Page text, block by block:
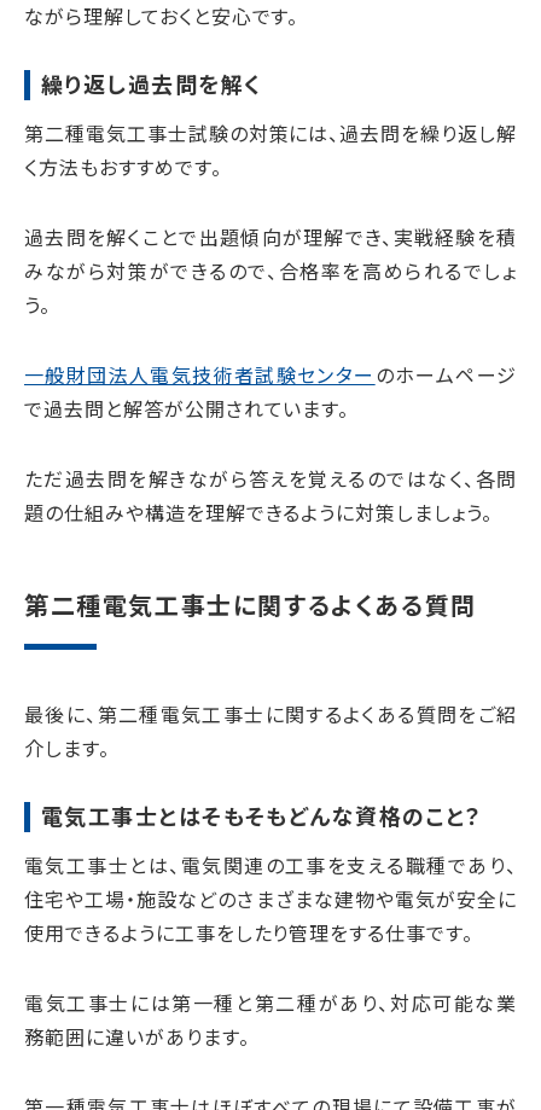
ながら理解しておくと安心です。
繰り返し過去問を解く
第二種電気工事士試験の対策には、過去問を繰り返し解
く方法もおすすめです。
過去問を解くことで出題傾向が理解でき、実戦経験を積
みながら対策ができるので、合格率を高められるでしょ
う。
一般財団法人電気技術者試験センター のホームページ
で過去問と解答が公開されています。
ただ過去問を解きながら答えを覚えるのではなく、各問
題の仕組みや構造を理解できるように対策しましょう。
第二種電気工事士に関するよくある質問
最後に、第二種電気工事士に関するよくある質問をご紹
介します。
電気工事士とはそもそもどんな資格のこと？
電気工事士とは、電気関連の工事を支える職種であり、
住宅や工場・施設などのさまざまな建物や電気が安全に
使用できるように工事をしたり管理をする仕事です。
電気工事士には第一種と第二種があり、対応可能な業
務範囲に違いがあります。